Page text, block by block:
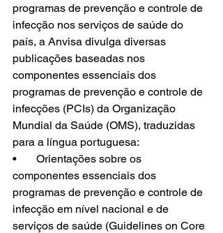
programas de prevenção e controle de
infecção nos serviços de saúde do
país, a Anvisa divulga diversas
publicações baseadas nos
componentes essenciais dos
programas de prevenção e controle de
infecções (PCIs) da Organização
Mundial da Saúde (OMS), traduzidas
para a língua portuguesa:
•             Orientações sobre os
componentes essenciais dos
programas de prevenção e controle de
infecção em nível nacional e de
serviços de saúde (Guidelines on Core